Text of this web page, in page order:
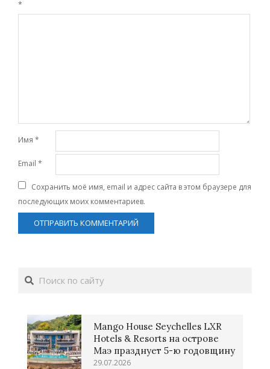
*
Имя *
Email *
Сохранить моё имя, email и адрес сайта в этом браузере для
последующих моих комментариев.
Поиск
Mango House Seychelles LXR
Hotels & Resorts на острове
Маэ празднует 5-ю годовщину
29.07.2026